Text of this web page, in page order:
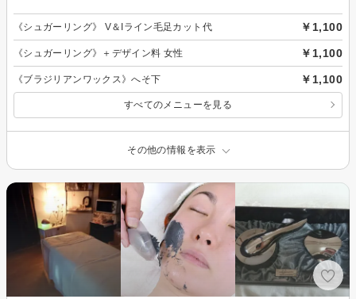
《シュガーリング》 V＆Iライン毛足カット代 ￥1,100
《シュガーリング》＋デザイン料 女性 ￥1,100
《ブラジリアンワックス》へそ下 ￥1,100
すべてのメニューを見る
その他の情報を表示